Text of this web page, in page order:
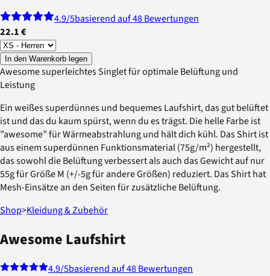
4.9/5basierend auf 48 Bewertungen
22.1 €
In den Warenkorb legen
Awesome superleichtes Singlet für optimale Belüftung und
Leistung
Ein weißes superdünnes und bequemes Laufshirt, das gut belüftet
ist und das du kaum spürst, wenn du es trägst. Die helle Farbe ist
”awesome” für Wärmeabstrahlung und hält dich kühl. Das Shirt ist
aus einem superdünnen Funktionsmaterial (75g/m²) hergestellt,
das sowohl die Belüftung verbessert als auch das Gewicht auf nur
55g für Größe M (+/-5g für andere Größen) reduziert. Das Shirt hat
Mesh-Einsätze an den Seiten für zusätzliche Belüftung.
Shop>Kleidung & Zubehör
Awesome Laufshirt
4.9/5basierend auf 48 Bewertungen